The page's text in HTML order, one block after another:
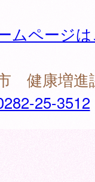
ムページ
健康増
25-3512